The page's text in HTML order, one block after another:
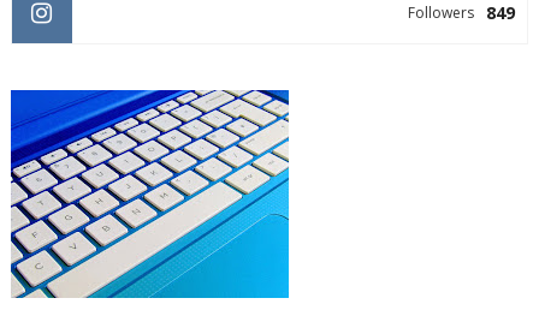
849
Followers